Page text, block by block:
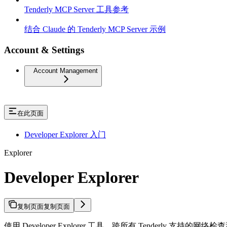
Tenderly MCP Server 工具参考
结合 Claude 的 Tenderly MCP Server 示例
Account & Settings
Account Management
在此页面
Developer Explorer 入门
Explorer
Developer Explorer
复制页面复制页面